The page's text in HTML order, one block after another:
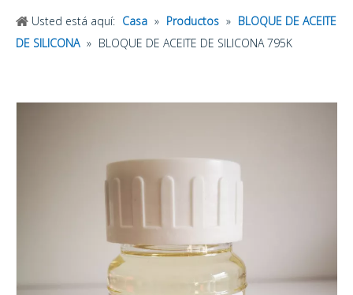
Usted está aquí: Casa » Productos » BLOQUE DE ACEITE
DE SILICONA » BLOQUE DE ACEITE DE SILICONA 795K